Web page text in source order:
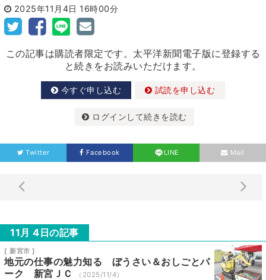
2025年11月4日 16時00分
この記事は購読者限定です。太平洋新聞電子版に登録する
と続きをお読みいただけます。
今すぐ申し込む 試読を申し込む
ログインして続きを読む
Twitter Facebook LINE Mail
11月 4日の記事
[ 新宮市 ]
地元の仕事の魅力知る ぼうさい＆おしごとパ
ーク 新宮ＪＣ
（2025/11/4）